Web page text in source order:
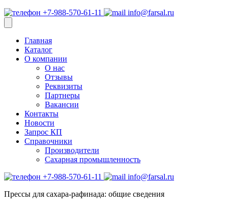
+7-988-570-61-11
info@farsal.ru
Главная
Каталог
О компании
О нас
Отзывы
Реквизиты
Партнеры
Вакансии
Контакты
Новости
Запрос КП
Справочники
Производители
Сахарная промышленность
+7-988-570-61-11
info@farsal.ru
Прессы для сахара-рафинада: общие сведения